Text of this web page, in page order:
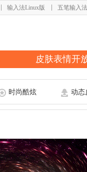
输入法Linux版 五笔输入法
皮肤表情开
时尚酷炫 动态